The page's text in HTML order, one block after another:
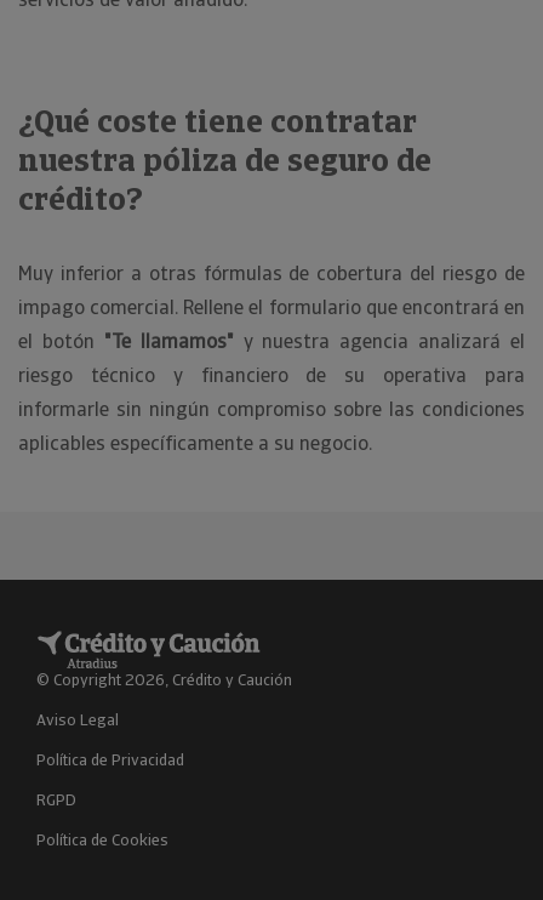
¿Qué coste tiene contratar
nuestra póliza de seguro de
crédito?
Muy inferior a otras fórmulas de cobertura del riesgo de
impago comercial. Rellene el formulario que encontrará en
el botón "Te llamamos" y nuestra agencia analizará el
riesgo técnico y financiero de su operativa para
informarle sin ningún compromiso sobre las condiciones
aplicables específicamente a su negocio.
© Copyright 2026, Crédito y Caución
Aviso Legal
Política de Privacidad
RGPD
Política de Cookies